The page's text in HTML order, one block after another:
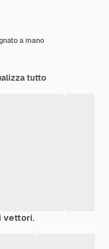
a mano
tutto
vettori.